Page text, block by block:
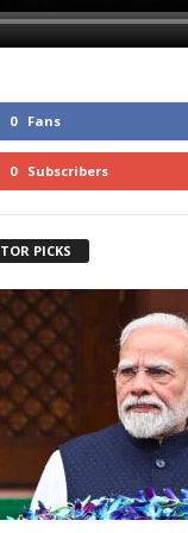
0 Fans
0 Subscribers
PICKS